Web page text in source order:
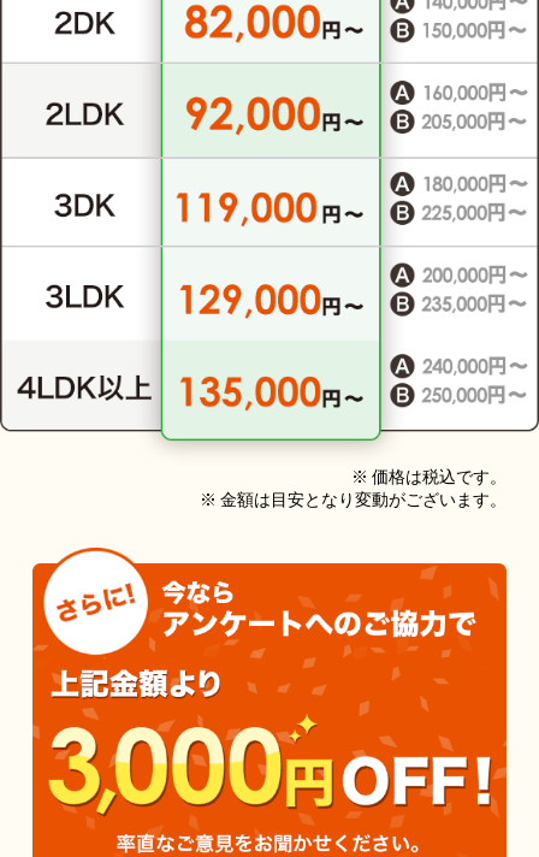
※ 価格は税込です。
※ 金額は目安となり変動がございます。